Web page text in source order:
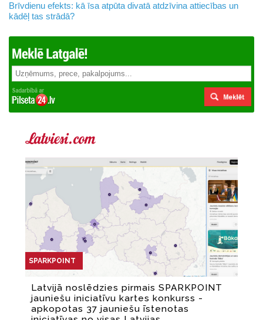
Brīvdienu efekts: kā īsa atpūta divatā atdzīvina attiecības un
kādēļ tas strādā?